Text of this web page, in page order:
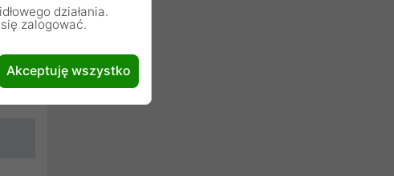
działania.
zalogować.
Akceptuję wszystko